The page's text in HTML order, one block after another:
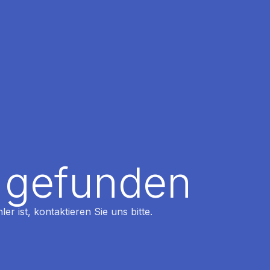
ist, kontaktieren Sie uns bitte.